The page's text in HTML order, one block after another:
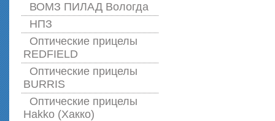
ВОМЗ ПИЛАД Вологда
НПЗ
Оптические прицелы
REDFIELD
Оптические прицелы
BURRIS
Оптические прицелы
Hakko (Хакко)